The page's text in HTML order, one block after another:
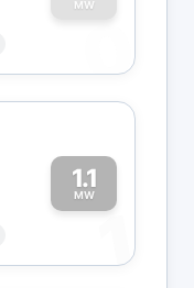
MW
0
1.1
MW
1